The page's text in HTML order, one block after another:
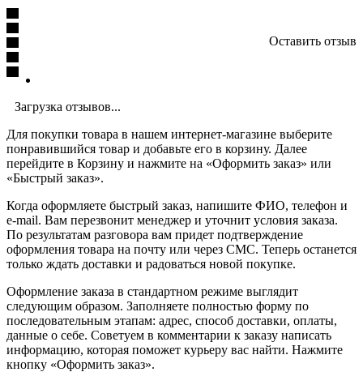
Оставить отзыв
Загрузка отзывов...
Для покупки товара в нашем интернет-магазине выберите
понравившийся товар и добавьте его в корзину. Далее
перейдите в Корзину и нажмите на «Оформить заказ» или
«Быстрый заказ».
Когда оформляете быстрый заказ, напишите ФИО, телефон и
e-mail. Вам перезвонит менеджер и уточнит условия заказа.
По результатам разговора вам придет подтверждение
оформления товара на почту или через СМС. Теперь останется
только ждать доставки и радоваться новой покупке.
Оформление заказа в стандартном режиме выглядит
следующим образом. Заполняете полностью форму по
последовательным этапам: адрес, способ доставки, оплаты,
данные о себе. Советуем в комментарии к заказу написать
информацию, которая поможет курьеру вас найти. Нажмите
кнопку «Оформить заказ».